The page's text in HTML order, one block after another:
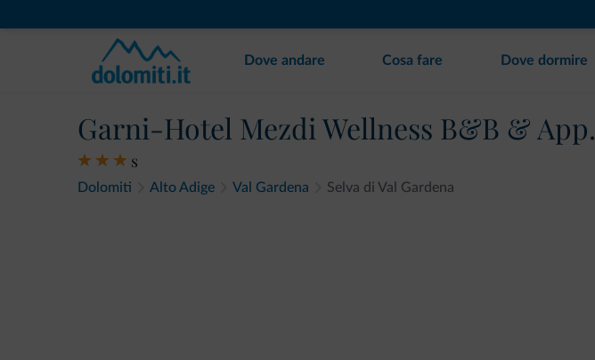
Dove andare Cosa fare Dove dormire
Garni-Hotel Mezdi Wellness B&B & App.
s
Dolomiti Alto Adige Val Gardena Selva di Val Gardena